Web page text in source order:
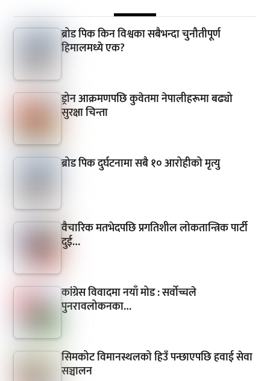
ब्रोड पिक किन विश्वका सबैभन्दा चुनौतीपूर्ण
हिमालमध्ये एक?
ड्रोन आक्रमणपछि कुवेतमा नेपालीहरूमा बढ्यो
सुरक्षा चिन्ता
ब्रोड पिक दुर्घटनामा सबै १० आरोहीको मृत्यु
वैचारिक मतभेदपछि प्रगतिशील लोकतान्त्रिक पार्टी
दुई…
कांग्रेस विवादमा नयाँ मोड : सर्वोच्चले
पुनरावलोकनका…
सिमकोट विमानस्थलको हिउँ पन्छाएपछि हवाई सेवा
सञ्चालन